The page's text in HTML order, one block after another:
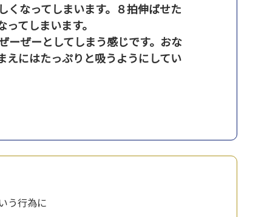
くなってしまいます。８拍伸ばせた
てしまいます。
ーぜーとしてしまう感じです。おな
えにはたっぷりと吸うようにしてい
う行為に